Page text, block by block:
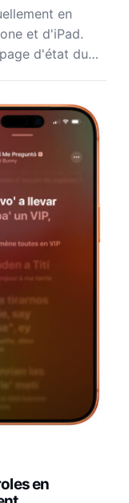
en
et d'iPad.
d'état du…
en